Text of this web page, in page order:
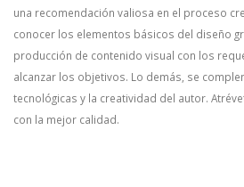
una recomendación valiosa en el proceso
conocer los elementos básicos del diseño
producción de contenido visual con los
alcanzar los objetivos. Lo demás, se
tecnológicas y la creatividad del autor.
con la mejor calidad.